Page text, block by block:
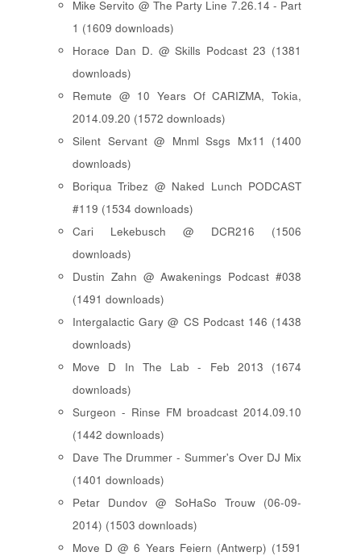
Mike Servito @ The Party Line 7.26.14 - Part
1 (1609 downloads)
Horace Dan D. @ Skills Podcast 23 (1381
downloads)
Remute @ 10 Years Of CARIZMA, Tokia,
2014.09.20 (1572 downloads)
Silent Servant @ Mnml Ssgs Mx11 (1400
downloads)
Boriqua Tribez @ Naked Lunch PODCAST
#119 (1534 downloads)
Cari Lekebusch @ DCR216 (1506
downloads)
Dustin Zahn @ Awakenings Podcast #038
(1491 downloads)
Intergalactic Gary @ CS Podcast 146 (1438
downloads)
Move D In The Lab - Feb 2013 (1674
downloads)
Surgeon - Rinse FM broadcast 2014.09.10
(1442 downloads)
Dave The Drummer - Summer's Over DJ Mix
(1401 downloads)
Petar Dundov @ SoHaSo Trouw (06-09-
2014) (1503 downloads)
Move D @ 6 Years Feiern (Antwerp) (1591